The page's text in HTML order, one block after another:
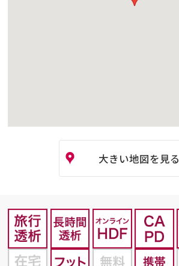
大きい地図を見る